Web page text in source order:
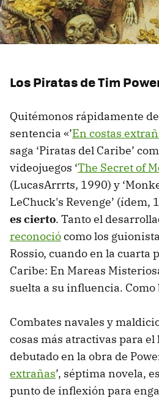
Los Piratas de Tim
Quitémonos rápidamente
sentencia «’En costas
saga ‘Piratas del Caribe’
videojuegos ‘The Secret of
(LucasArrrts, 1990) y
LeChuck's Revenge’ (ídem,
es cierto. Tanto el
reconociócomo los
Rossio, cuando en la cuarta
Caribe: En Mareas
suelta a su influencia. Como
Combates navales y
cosas más atractivas para el
debutado en la obra de
extrañas’, séptima novela,
punto de inflexión para